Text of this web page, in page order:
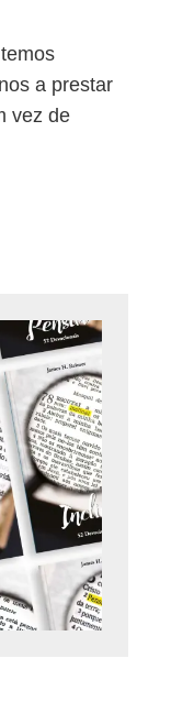
a prestar
vez de